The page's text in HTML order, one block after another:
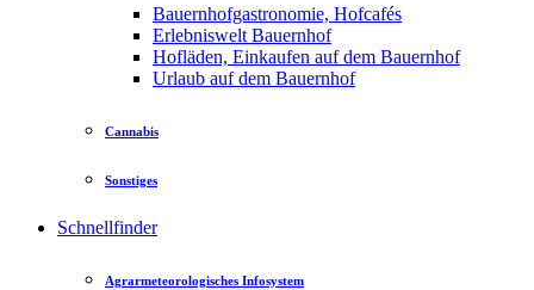
Bauernhofgastronomie, Hofcafés
Erlebniswelt Bauernhof
Hofläden, Einkaufen auf dem Bauernhof
Urlaub auf dem Bauernhof
Cannabis
Sonstiges
Schnellfinder
Agrarmeteorologisches Infosystem